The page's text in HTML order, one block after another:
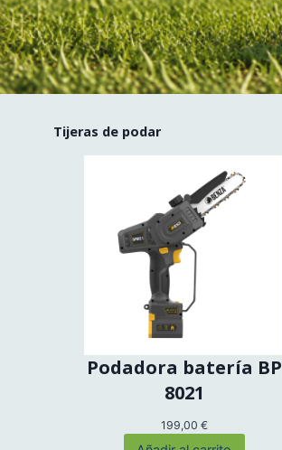
Tijeras de podar
Podadora batería BP
8021
199,00 €